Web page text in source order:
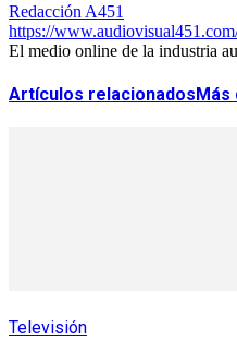
Redacción A451
https://
El medio online de la industria
Artículos relacionadosMás
Televisión